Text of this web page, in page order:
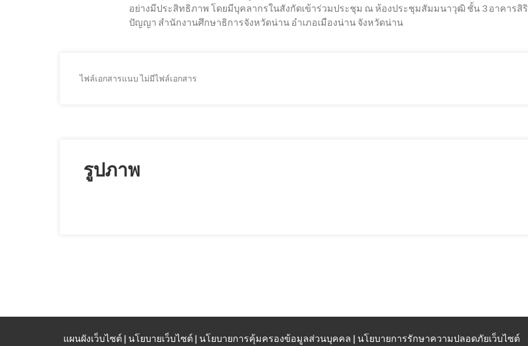
อย่างมีประสิทธิภาพ โดยมีบุคลากรในสังกัดเข้าร่วมประชุม ณ ห้องประชุมสัมมนาวุฒิ ชั้น 3 อาคารสิริ
ปัญญา สำนักงานศึกษาธิการจังหวัดน่าน อำเภอเมืองน่าน จังหวัดน่าน
ไฟล์เอกสารแนบ ไม่มีไฟล์เอกสาร
รูปภาพ
แผนผังเว็บไซต์ | นโยบายเว็บไซต์ | นโยบายการคุ้มครองข้อมูลส่วนบุคคล | นโยบายการรักษาความปลอดภัยเว็บไซต์